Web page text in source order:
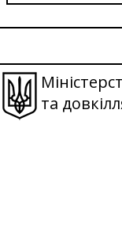
та